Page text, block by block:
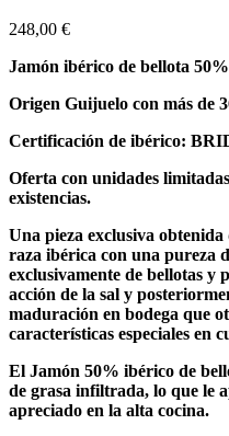
248,00 €
Jamón ibérico de bellota
Origen Guijuelo con más de
Certificación de ibérico:
Oferta con unidades
existencias.
Una pieza exclusiva obtenida
raza ibérica con una pureza
exclusivamente de bellotas y
acción de la sal y
maduración en bodega que
características especiales en
El Jamón 50% ibérico de
de grasa infiltrada, lo que le
apreciado en la alta cocina.